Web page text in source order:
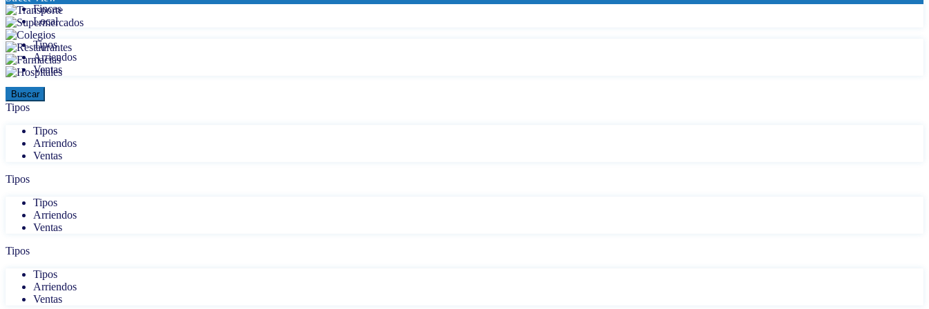
Fincas
Local
Tipos
Arriendos
Ventas
Tipos
Tipos
Arriendos
Ventas
Tipos
Tipos
Arriendos
Ventas
Tipos
Tipos
Arriendos
Ventas